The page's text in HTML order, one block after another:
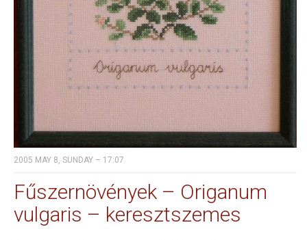
2005 MAY 8, SUNDAY – 17:07
Fűszernövények – Origanum
vulgaris – keresztszemes